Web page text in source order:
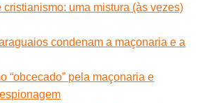
cristianismo: uma mistura (às vezes)
condenam a maçonaria e a
“obcecado” pela maçonaria e